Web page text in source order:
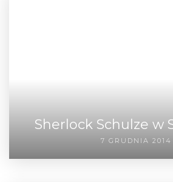
Sherlock Schulze w
7 GRUDNIA 2014